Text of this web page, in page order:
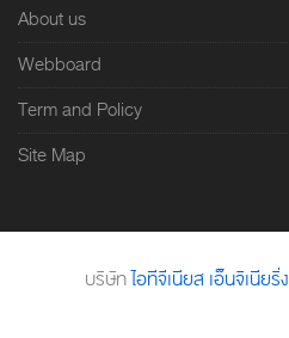
About us
Webboard
Term and Policy
Site Map
บริษัทไอทีจีเนียส เอ็นจิเนียริ่ง